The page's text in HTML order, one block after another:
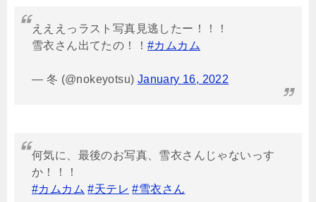
えええっラスト写真見逃したー！！！
雪衣さん出てたの！！ #カムカム
— 冬 (@nokeyotsu) January 16, 2022
何気に、最後のお写真、雪衣さんじゃないっす
か！！！
#カムカム #天テレ #雪衣さん